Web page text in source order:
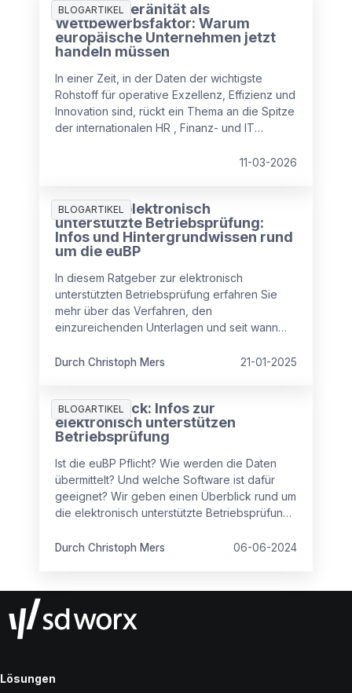
BLOGARTIKEL
Datensouveränität als
Wettbewerbsfaktor: Warum
europäische Unternehmen jetzt
handeln müssen
In einer Zeit, in der Daten der wichtigste
Rohstoff für operative Exzellenz, Effizienz und
Innovation sind, rückt ein Thema an die Spitze
der internationalen HR , Finanz- und IT
11-03-2026
BLOGARTIKEL
Ratgeber elektronisch
unterstützte Betriebsprüfung:
Infos und Hintergrundwissen rund
um die euBP
In diesem Ratgeber zur elektronisch
unterstützten Betriebsprüfung erfahren Sie
mehr über das Verfahren, den
einzureichenden Unterlagen und seit wann
Arbeitgeber sich trotzdem noch von der
Durch Christoph Mers 21-01-2025
BLOGARTIKEL
euBP im Blick: Infos zur
elektronisch unterstützen
Betriebsprüfung
Ist die euBP Pflicht? Wie werden die Daten
übermittelt? Und welche Software ist dafür
geeignet? Wir geben einen Überblick rund um
die elektronisch unterstützte Betriebsprüfung,
Durch Christoph Mers 06-06-2024
Lösungen